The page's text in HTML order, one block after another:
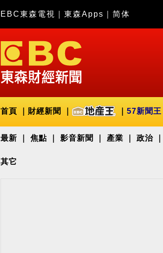
EBC東森電視 東森Apps 简体
首頁 財經新聞 57新聞王
最新 焦點 影音新聞 產業 政治
其它